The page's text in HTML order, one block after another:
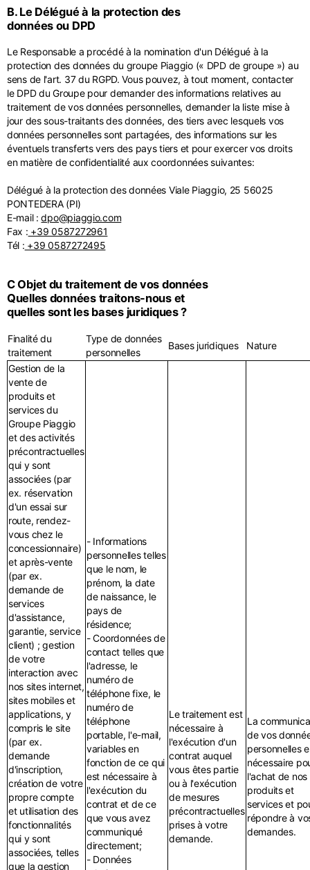
B. Le Délégué à la protection des
données ou DPD
Le Responsable a procédé à la nomination d'un Délégué à la
protection des données du groupe Piaggio (« DPD de groupe ») au
sens de l'art. 37 du RGPD. Vous pouvez, à tout moment, contacter
le DPD du Groupe pour demander des informations relatives au
traitement de vos données personnelles, demander la liste mise à
jour des sous-traitants des données, des tiers avec lesquels vos
données personnelles sont partagées, des informations sur les
éventuels transferts vers des pays tiers et pour exercer vos droits
en matière de confidentialité aux coordonnées suivantes:
Délégué à la protection des données Viale Piaggio, 25 56025
PONTEDERA (PI)
E-mail :dpo@piaggio.com
Fax : +39 0587272961
Tél : +39 0587272495
C Objet du traitement de vos données
Quelles données traitons-nous et
quelles sont les bases juridiques ?
Finalité du
traitement
Type de données
personnelles
Bases juridiques
Nature
Gestion de la
vente de
produits et
services du
Groupe Piaggio
et des activités
précontractuelles
qui y sont
associées (par
ex. réservation
d'un essai sur
route, rendez-
vous chez le
concessionnaire)
et après-vente
(par ex.
demande de
services
d'assistance,
garantie, service
client) ; gestion
de votre
interaction avec
nos sites internet,
sites mobiles et
applications, y
compris le site
(par ex.
demande
d'inscription,
création de votre
propre compte
et utilisation des
fonctionnalités
qui y sont
associées, telles
que la gestion
- Informations
personnelles telles
que le nom, le
prénom, la date
de naissance, le
pays de
résidence;
- Coordonnées de
contact telles que
l'adresse, le
numéro de
téléphone fixe, le
numéro de
téléphone
portable, l'e-mail,
variables en
fonction de ce qui
est nécessaire à
l'exécution du
contrat et de ce
que vous avez
communiqué
directement;
- Données
Le traitement est
nécessaire à
l'exécution d'un
contrat auquel
vous êtes partie
ou à l'exécution
de mesures
précontractuelles
prises à votre
demande.
La
de vos
personnelles
nécessaire
l'achat de nos
produits et
services et
répondre à
demandes.
Spain
Espagnol
Türkiye
Anglais